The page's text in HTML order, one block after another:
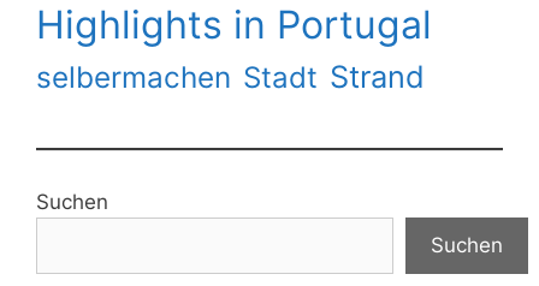
Highlights in Portugal
selbermachen Stadt Strand
Suchen
Suchen